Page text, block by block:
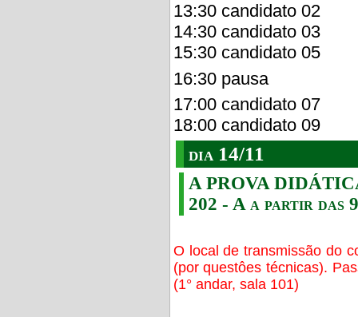
13:30 candidato 02
14:30 candidato 03
15:30 candidato 05
16:30 pausa
17:00 candidato 07
18:00 candidato 09
dia 14/11
A PROVA
202 - A a partir das
O local de transmissão do
(por questôes técnicas).
(1° andar, sala 101)